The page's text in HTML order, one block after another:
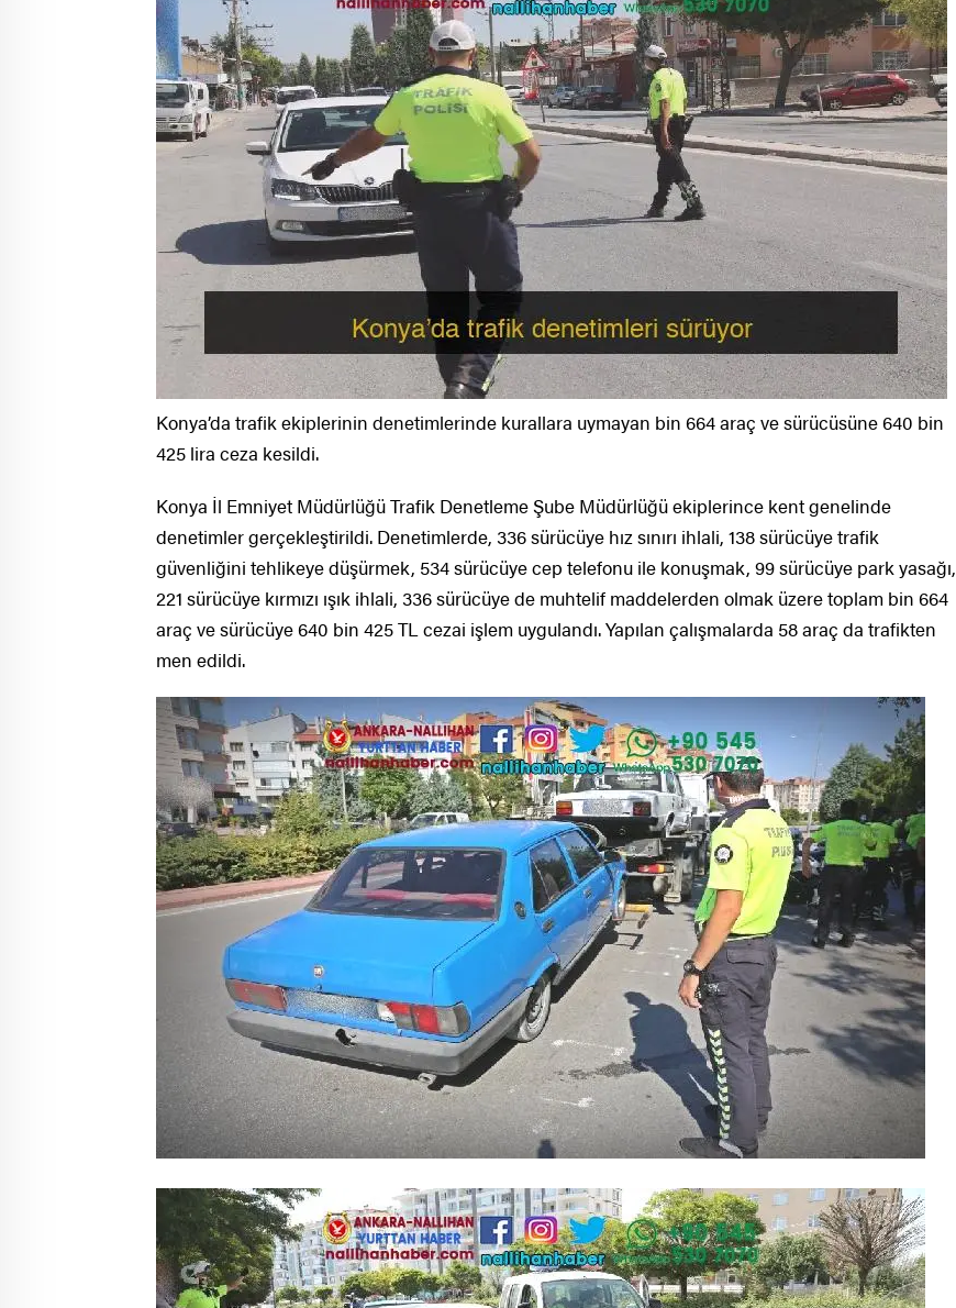
Konya’da trafik ekiplerinin denetimlerinde kurallara uymayan bin 664 araç ve sürücüsüne 640 bin
425 lira ceza kesildi.
Konya İl Emniyet Müdürlüğü Trafik Denetleme Şube Müdürlüğü ekiplerince kent genelinde
denetimler gerçekleştirildi. Denetimlerde, 336 sürücüye hız sınırı ihlali, 138 sürücüye trafik
güvenliğini tehlikeye düşürmek, 534 sürücüye cep telefonu ile konuşmak, 99 sürücüye park yasağı,
221 sürücüye kırmızı ışık ihlali, 336 sürücüye de muhtelif maddelerden olmak üzere toplam bin 664
araç ve sürücüye 640 bin 425 TL cezai işlem uygulandı. Yapılan çalışmalarda 58 araç da trafikten
men edildi.